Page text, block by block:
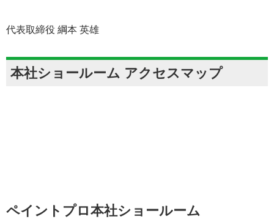
代表取締役 綱本 英雄
本社ショールーム アクセスマップ
ペイントプロ本社ショールーム